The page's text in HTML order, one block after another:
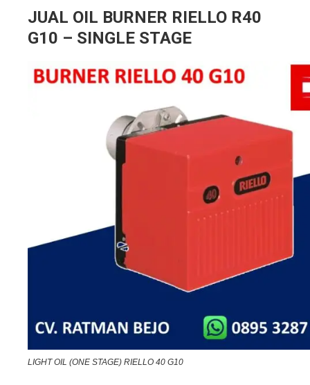
JUAL OIL BURNER RIELLO R40
G10 – SINGLE STAGE
LIGHT OIL (ONE STAGE) RIELLO 40 G10